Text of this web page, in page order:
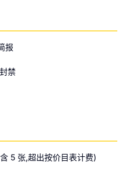
报
禁
5 张,超出按价目表计费)